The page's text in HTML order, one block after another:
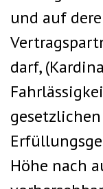
und auf
darf,
Höhe nach